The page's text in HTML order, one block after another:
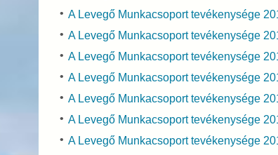
A Levegő Munkacsoport tevékenysége
A Levegő Munkacsoport tevékenysége
A Levegő Munkacsoport tevékenysége
A Levegő Munkacsoport tevékenysége
A Levegő Munkacsoport tevékenysége
A Levegő Munkacsoport tevékenysége
A Levegő Munkacsoport tevékenysége